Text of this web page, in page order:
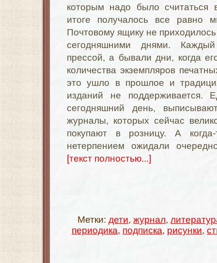
которым надо было
итоге получалось все равно
Почтовому ящику не
сегодняшними днями.
прессой, а бывали дни, когда
количества экземпляров
это ушло в прошлое и
изданий не поддерживается.
сегодняшний день,
журналы, которых сейчас
покупают в розницу. А
нетерпением ожидали
[текст полностью...]
Метки: дети, журнал,
периодика, подписка, рисунки,